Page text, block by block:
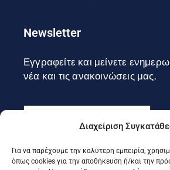
Διαχείριση
Για να παρέχουμε την καλύτερη εμπειρία,
όπως cookies για την αποθήκευση ή/και την
Newsletter
Εγγραφείτε και μείνετε
νέα και τις ανακοινώσεις μας.
Εγγραφή